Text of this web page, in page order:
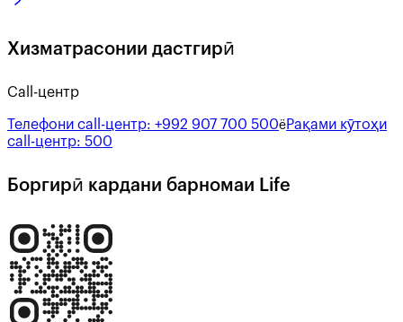
Хизматрасонии дастгирӣ
Call-центр
Телефони call-центр: +992 907 700 500ёРақами кӯтоҳи
call-центр: 500
Боргирӣ кардани барномаи Life